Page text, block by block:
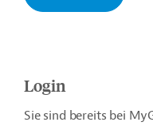
Login
Sie sind bereits bei